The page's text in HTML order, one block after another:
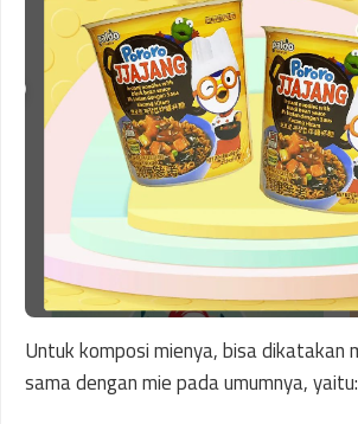
Untuk komposi mienya, bisa dikatakan
sama dengan mie pada umumnya, yaitu: